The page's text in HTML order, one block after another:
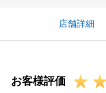
店舗詳細
お客様評価